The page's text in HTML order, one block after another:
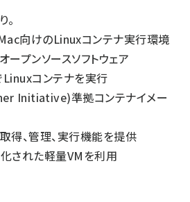
向けのLinuxコンテナ実行環境
プンソースソフトウェア
コンテナを実行
Initiative)準拠コンテナイメー
得、管理、実行機能を提供
された軽量VMを利用